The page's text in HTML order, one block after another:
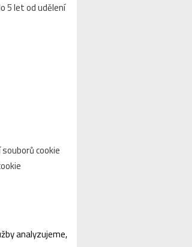
5 let od udělení
cookie
analyzujeme,